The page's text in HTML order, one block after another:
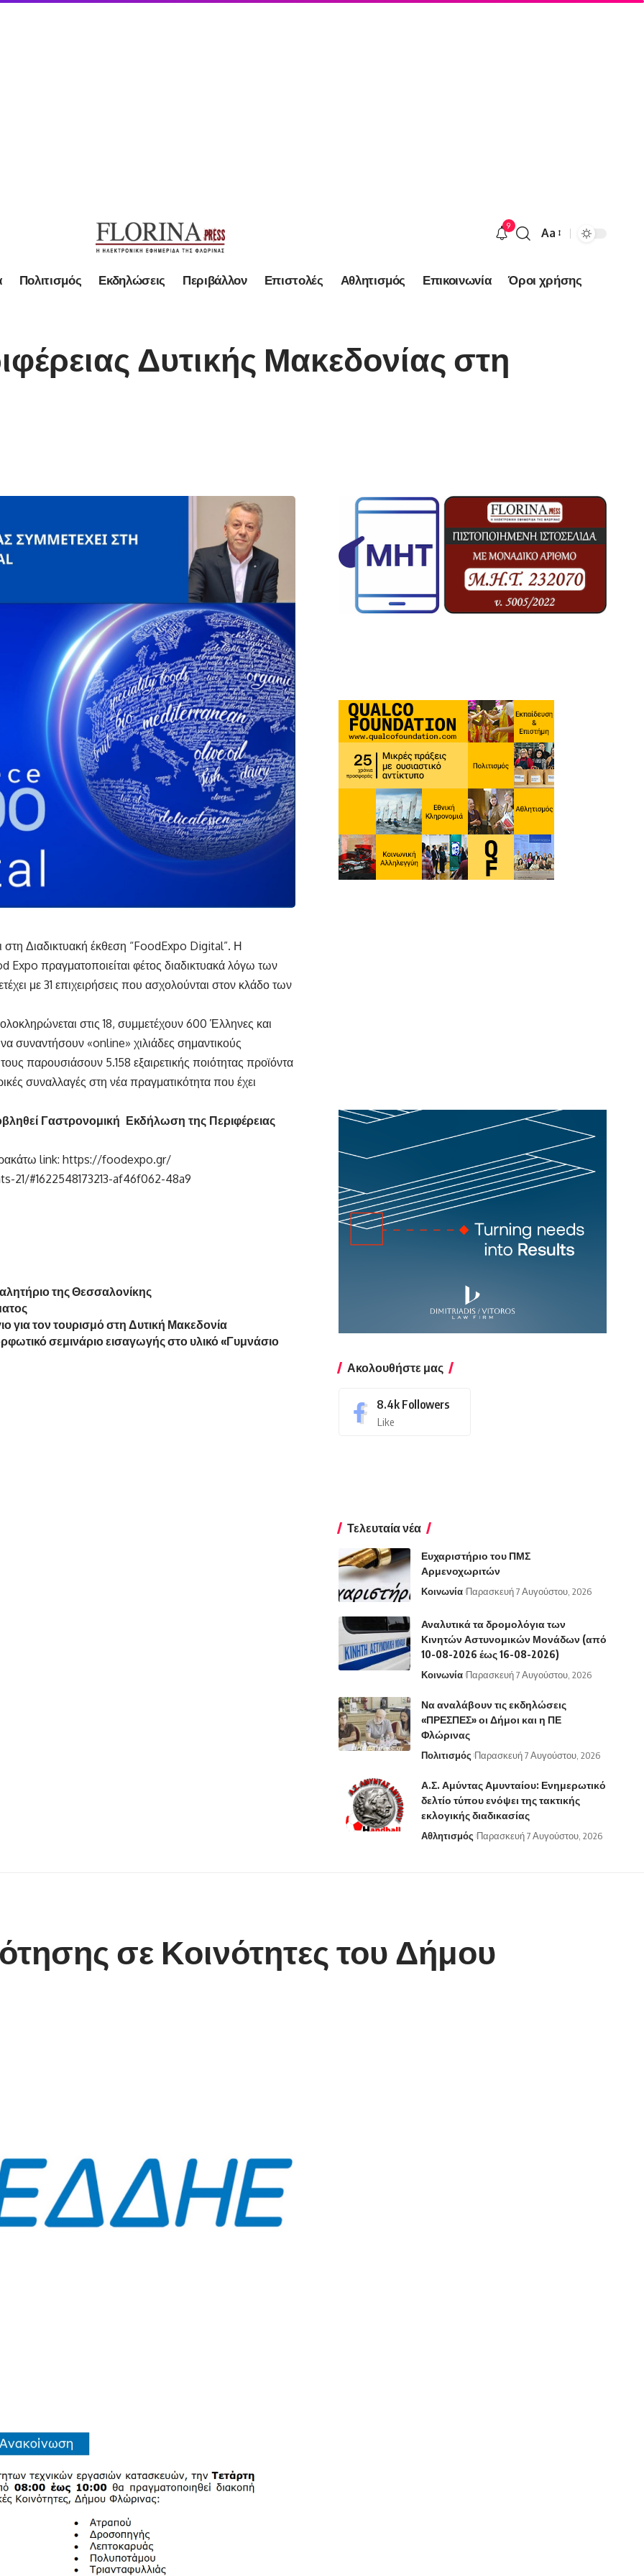
9
Font
Aa
Πολιτισμός Εκδηλώσεις Περιβάλλον Επιστολές Αθλητισμός Επικοινωνία Όροι χρήσης
Δυτικής Μακεδονίας στη
στη Διαδικτυακή έκθεση “FoodExpo Digital”. Η
Expo πραγματοποιείται φέτος διαδικτυακά λόγω των
με 31 επιχειρήσεις που ασχολούνται στον κλάδο των
στις 18, συμμετέχουν 600 Έλληνες και
να συναντήσουν «online» χιλιάδες σημαντικούς
παρουσιάσουν 5.158 εξαιρετικής ποιότητας προϊόντα
συναλλαγές στη νέα πραγματικότητα που έχει
Γαστρονομική Εκδήλωση της Περιφέρειας
link: https://foodexpo.gr/
#1622548173213-af46f062-48a9
της Θεσσαλονίκης
τον τουρισμό στη Δυτική Μακεδονία
σεμινάριο εισαγωγής στο υλικό «Γυμνάσιο
Ακολουθήστε μας
8.4k Followers
Like
Τελευταία νέα
Ευχαριστήριο του ΠΜΣ
Αρμενοχωριτών
Κοινωνία Παρασκευή 7 Αυγούστου, 2026
Αναλυτικά τα δρομολόγια των
Κινητών Αστυνομικών Μονάδων (από
10-08-2026 έως 16-08-2026)
Κοινωνία Παρασκευή 7 Αυγούστου, 2026
Να αναλάβουν τις εκδηλώσεις
«ΠΡΕΣΠΕΣ» οι Δήμοι και η ΠΕ
Φλώρινας
Πολιτισμός Παρασκευή 7 Αυγούστου, 2026
Α.Σ. Αμύντας Αμυνταίου: Ενημερωτικό
δελτίο τύπου ενόψει της τακτικής
εκλογικής διαδικασίας
Αθλητισμός Παρασκευή 7 Αυγούστου, 2026
σε Κοινότητες του Δήμου